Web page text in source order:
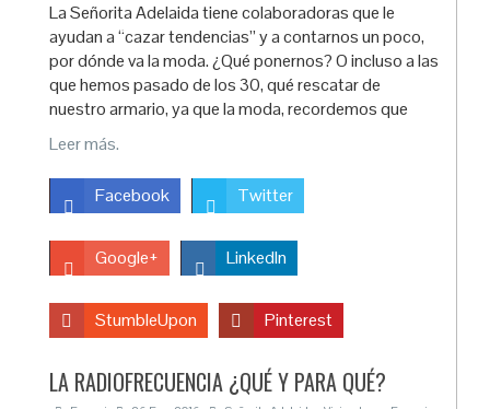
La Señorita Adelaida tiene colaboradoras que le
ayudan a “cazar tendencias” y a contarnos un poco,
por dónde va la moda. ¿Qué ponernos? O incluso a las
que hemos pasado de los 30, qué rescatar de
nuestro armario, ya que la moda, recordemos que
Leer más.
Facebook Twitter
Google+ LinkedIn
StumbleUpon Pinterest
LA RADIOFRECUENCIA ¿QUÉ Y PARA QUÉ?